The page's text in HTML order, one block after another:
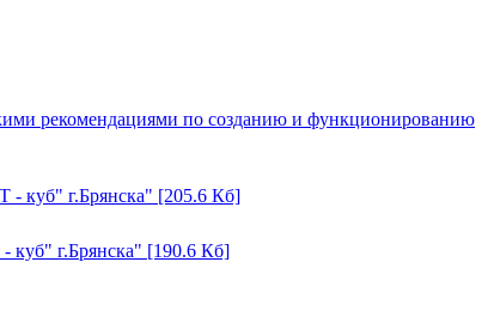
рекомендациями по созданию и функционированию
- куб" г.Брянска" [205.6 Кб]
куб" г.Брянска" [190.6 Кб]